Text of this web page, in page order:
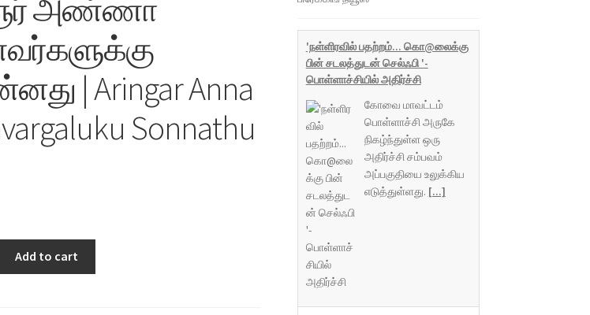
அண்ணா
| Aringar Anna
Sonnathu
Add to cart
'நள்ளிரவில் பதற்றம்... கொ@லைக்கு
பின் சடலத்துடன் செல்ஃபி '-
பொள்ளாச்சியில் அதிர்ச்சி
கோவை மாவட்டம்
பொள்ளாச்சி அருகே
நிகழ்ந்துள்ள ஒரு
அதிர்ச்சி சம்பவம்
அப்பகுதியை உலுக்கிய
எடுத்துள்ளது. [...]